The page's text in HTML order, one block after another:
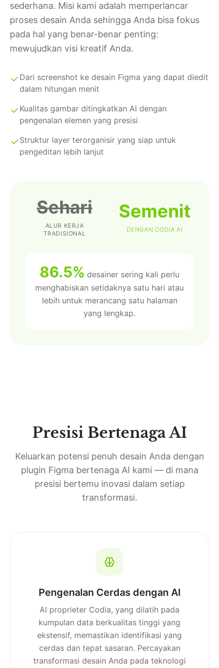
sederhana. Misi kami adalah memperlancar
proses desain Anda sehingga Anda bisa fokus
pada hal yang benar-benar penting:
mewujudkan visi kreatif Anda.
Dari screenshot ke desain Figma yang dapat diedit
dalam hitungan menit
Kualitas gambar ditingkatkan AI dengan
pengenalan elemen yang presisi
Struktur layer terorganisir yang siap untuk
pengeditan lebih lanjut
Sehari
ALUR KERJA
TRADISIONAL
Semenit
DENGAN CODIA AI
86.5% desainer sering kali perlu
menghabiskan setidaknya satu hari atau
lebih untuk merancang satu halaman
yang lengkap.
Presisi Bertenaga AI
Keluarkan potensi penuh desain Anda dengan
plugin Figma bertenaga AI kami — di mana
presisi bertemu inovasi dalam setiap
transformasi.
Pengenalan Cerdas dengan AI
AI proprieter Codia, yang dilatih pada
kumpulan data berkualitas tinggi yang
ekstensif, memastikan identifikasi yang
cerdas dan tepat sasaran. Percayakan
transformasi desain Anda pada teknologi